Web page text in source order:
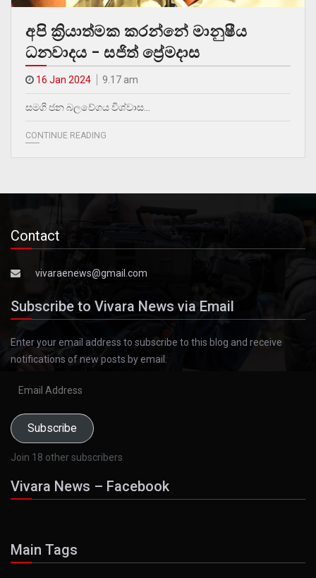
අපි ක්‍රියාත්මක කරන්නේ මානුෂීය
ධනවාදය – සජිත් ප්‍රේමදාස
16 Jan 2024 9.17 am
සමගි ජන බලවේගය විශ්වාස…
CONTINUE READING
Contact
vivaraenews@gmail.com
Subscribe to Vivara News via Email
Enter your email address to subscribe to this blog and receive
notifications of new posts by email.
Subscribe
Join 18 other subscribers
Vivara News – Facebook
Main Tags